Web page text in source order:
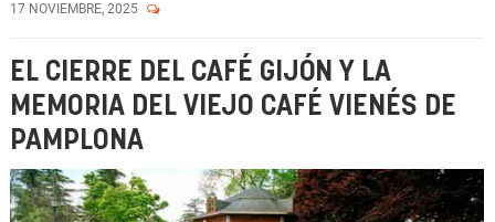
17 NOVIEMBRE, 2025
EL CIERRE DEL CAFÉ GIJÓN Y LA
MEMORIA DEL VIEJO CAFÉ VIENÉS DE
PAMPLONA